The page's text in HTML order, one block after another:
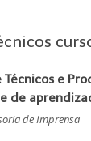
Técnicos e
de
de Imprensa